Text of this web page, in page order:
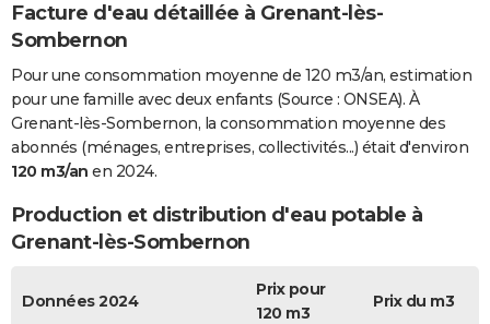
Facture d'eau détaillée à Grenant-lès-
Sombernon
Pour une consommation moyenne de 120 m3/an, estimation
pour une famille avec deux enfants (Source : ONSEA). À
Grenant-lès-Sombernon, la consommation moyenne des
abonnés (ménages, entreprises, collectivités...) était d'environ
120 m3/an en 2024.
Production et distribution d'eau potable à
Grenant-lès-Sombernon
Données 2024
Prix pour
120 m3
Prix du m3